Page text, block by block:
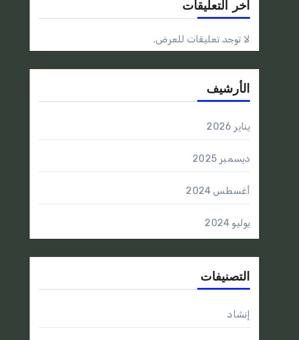
أخر التعليقات
لا توجد تعليقات للعرض.
الأرشيف
يناير 2026
ديسمبر 2025
أغسطس 2024
يوليو 2024
التصنيفات
إنشاد